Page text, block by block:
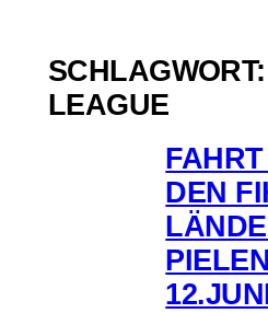
SCHLAGWORT:
LEAGUE
DEN